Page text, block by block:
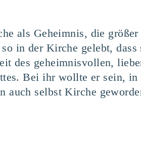
als Geheimnis, die
in der Kirche gelebt,
des geheimnisvollen,
Bei ihr wollte er sein, in
auch selbst Kirche